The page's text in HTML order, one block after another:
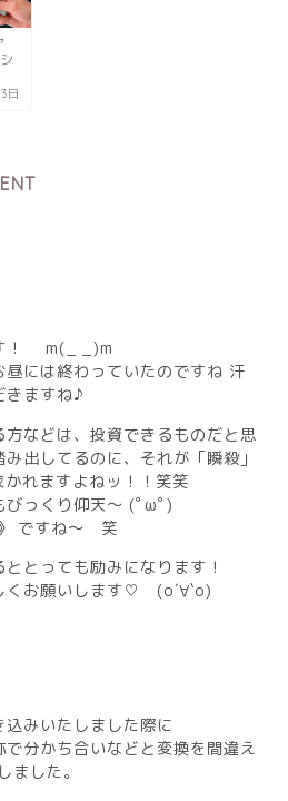
日
！ m(_ _)m
には終わっていたのですね 汗
きますね♪
などは、投資できるものだと思
出してるのに、それが「瞬殺」
れますよねッ！！笑笑
びっくり仰天〜 (ﾟωﾟ)
ですね〜 笑
とっても励みになります！
くお願いします♡ (о´∀`о)
みいたしました際に
分かち合いなどと変換を間違え
した。